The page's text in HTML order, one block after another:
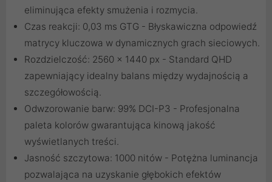
eliminująca efekty smużenia i rozmycia.
Czas reakcji: 0,03 ms GTG - Błyskawiczna odpowiedź
matrycy kluczowa w dynamicznych grach sieciowych.
Rozdzielczość: 2560 x 1440 px - Standard QHD
zapewniający idealny balans między wydajnością a
szczegółowością.
Odwzorowanie barw: 99% DCI-P3 - Profesjonalna
paleta kolorów gwarantująca kinową jakość
wyświetlanych treści.
Jasność szczytowa: 1000 nitów - Potężna luminancja
pozwalająca na uzyskanie głębokich efektów